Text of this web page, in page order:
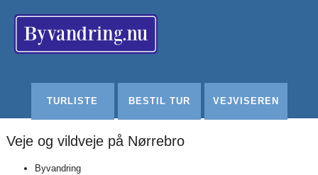
TURLISTE BESTIL TUR VEJVISEREN
Veje og vildveje på Nørrebro
Byvandring